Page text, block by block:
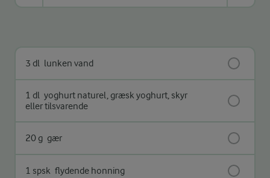
3 dl lunken vand
1 dl yoghurt naturel, græsk yoghurt, skyr
eller tilsvarende
20 g gær
1 spsk flydende honning